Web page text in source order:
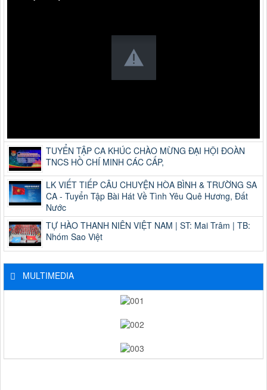
TUYỂN TẬP CA KHÚC CHÀO MỪNG ĐẠI HỘI ĐOÀN
TNCS HỒ CHÍ MINH CÁC CẤP,
LK VIẾT TIẾP CÂU CHUYỆN HÒA BÌNH & TRƯỜNG SA
CA - Tuyển Tập Bài Hát Về Tình Yêu Quê Hương, Đất
Nước
TỰ HÀO THANH NIÊN VIỆT NAM | ST: Mai Trâm | TB:
Nhóm Sao Việt
MULTIMEDIA